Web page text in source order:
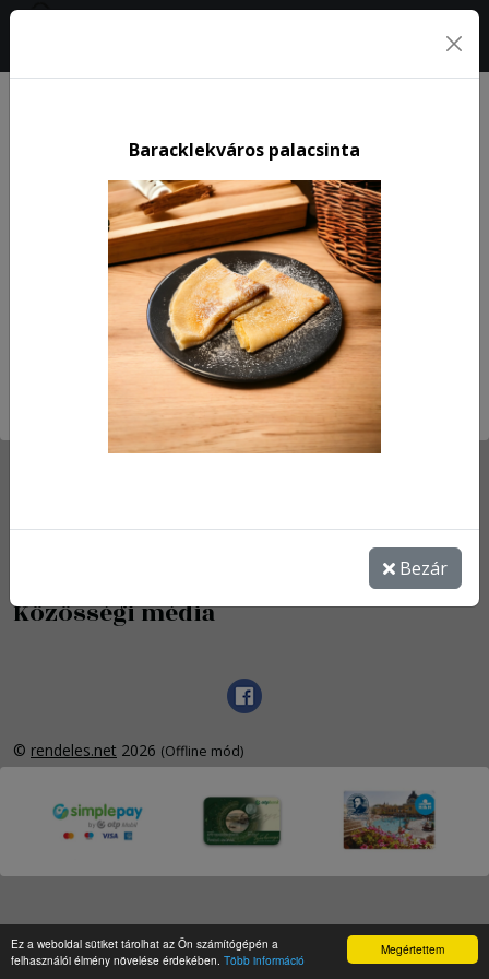
Megértettem
Ez a weboldal sütiket tárolhat az Ön számítógépén a
felhasználói élmény növelése érdekében. Több információ
Rendelésfelvétel ma
10:00 - 15:00
Impresszum
Közösségi média
© rendeles.net 2026 (Offline mód)
Baracklekváros palacsinta
Bezár